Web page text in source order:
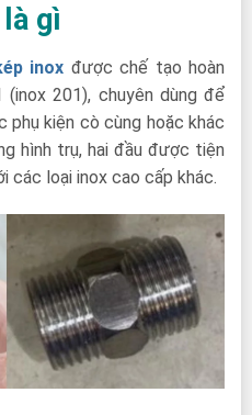
gì
inox được chế tạo hoàn
201), chuyên dùng để
phụ kiện cò cùng hoặc khác
hình trụ, hai đầu được tiện
các loại inox cao cấp khác.